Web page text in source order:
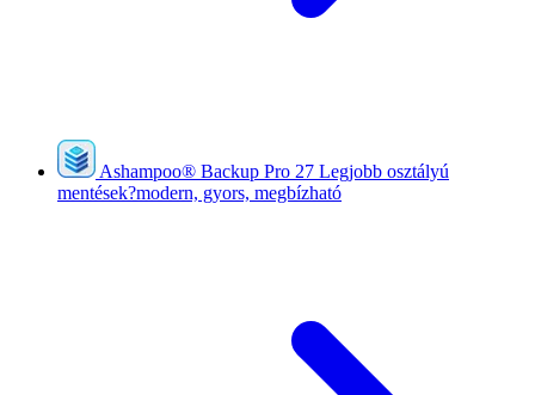
Ashampoo® Backup Pro 27 Legjobb osztályú
mentések?modern, gyors, megbízható